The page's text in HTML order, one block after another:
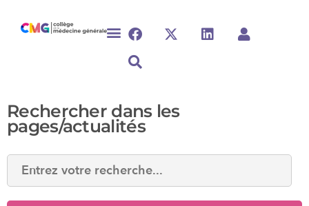
Rechercher dans les
pages/actualités